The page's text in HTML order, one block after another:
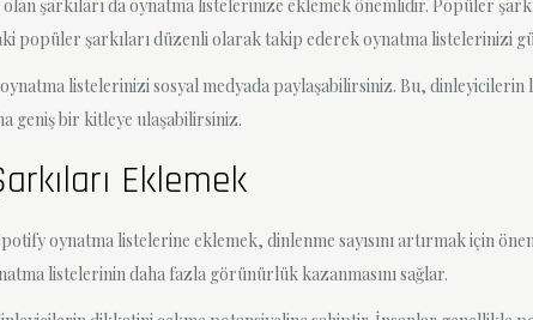
şarkıları da oynatma listelerinize eklemek önemlidir. Popüler
popüler şarkıları düzenli olarak takip ederek oynatma listelerinizi
oynatma listelerinizi sosyal medyada paylaşabilirsiniz. Bu,
geniş bir kitleye ulaşabilirsiniz.
Eklemek
oynatma listelerine eklemek, dinlenme sayısını artırmak için
listelerinin daha fazla görünürlük kazanmasını sağlar.